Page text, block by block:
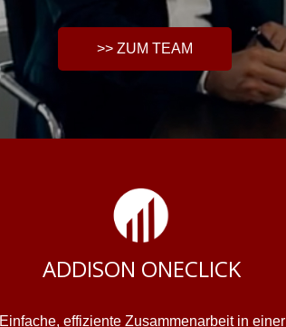
>> ZUM TEAM
ADDISON ONECLICK
Einfache, effiziente Zusammenarbeit in einer